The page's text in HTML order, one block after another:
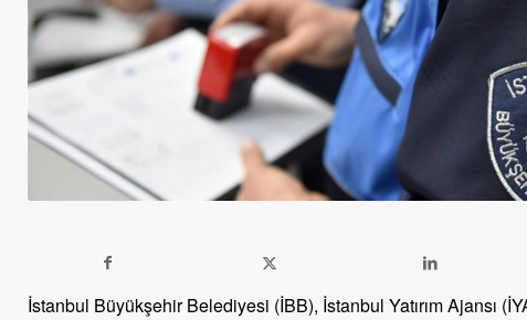
İstanbul Büyükşehir Belediyesi (İBB), İstanbul Yatırım Ajansı